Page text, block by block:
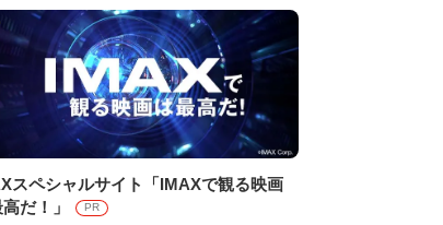
スペシャルサイト「IMAXで観る映画
だ！」
PR